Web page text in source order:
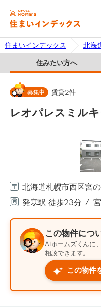
住まいインデックス 北海
住みたい方へ
募集中 賃貸2件
レオパレスミル
北海道札幌市西区宮
発寒駅 徒歩23分
この物件につ
AIホームズくんに
相談できます。
この物件